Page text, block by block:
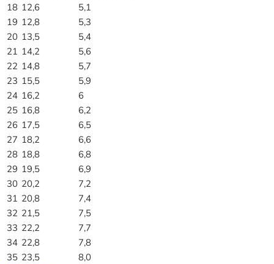
18 12,6
5,1
19 12,8
5,3
20 13,5
5,4
21 14,2
5,6
22 14,8
5,7
23 15,5
5,9
24 16,2
6
25 16,8
6,2
26 17,5
6,5
27 18,2
6,6
28 18,8
6,8
29 19,5
6,9
30 20,2
7,2
31 20,8
7,4
32 21,5
7,5
33 22,2
7,7
34 22,8
7,8
35 23,5
8,0